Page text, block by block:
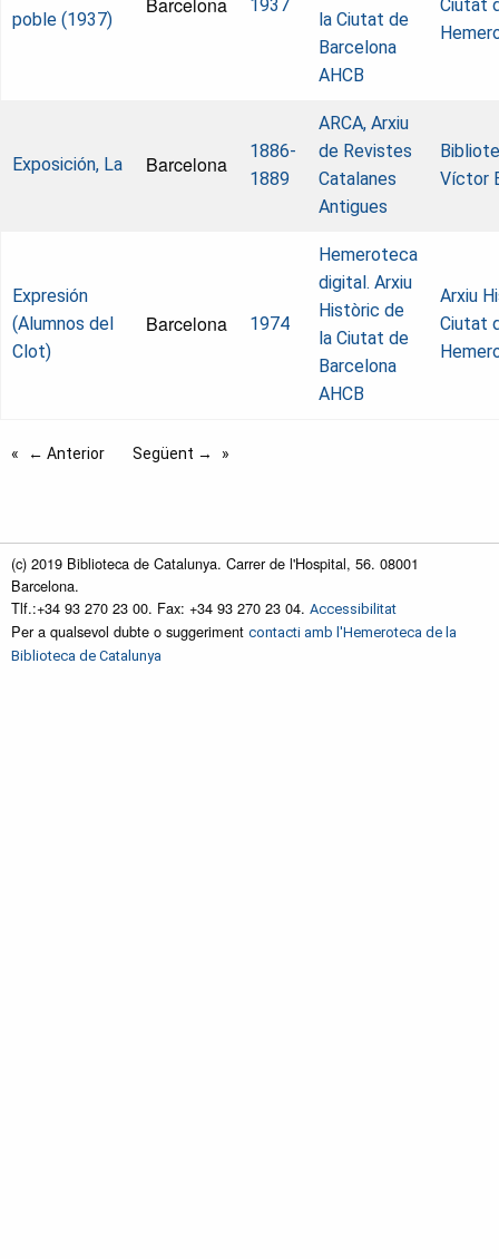
poble (1937)
Barcelona 1937
la Ciutat de
Barcelona
AHCB
Ciutat
Exposición, La Barcelona
1886-
1889
ARCA, Arxiu
de Revistes
Catalanes
Antigues
Víctor
Expresión
(Alumnos del
Clot)
Barcelona 1974
Hemeroteca
digital. Arxiu
Històric de
la Ciutat de
Barcelona
AHCB
Arxiu
Ciutat
← Anterior Següent →
(c) 2019 Biblioteca de Catalunya. Carrer de l'Hospital, 56. 08001
Barcelona.
Tlf.:+34 93 270 23 00. Fax: +34 93 270 23 04. Accessibilitat
Per a qualsevol dubte o suggeriment contacti amb l'Hemeroteca de la
Biblioteca de Catalunya